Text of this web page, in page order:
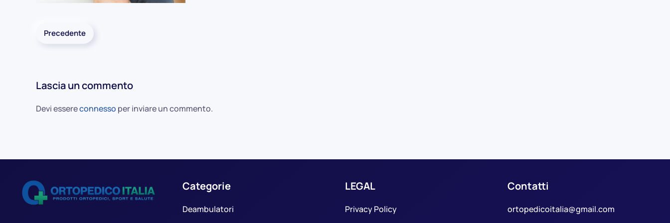
Precedente
Lascia un commento
Devi essereconnesso per inviare un commento.
Categorie
Deambulatori
LEGAL
Privacy Policy
Contatti
ortopedicoitalia@gmail.com